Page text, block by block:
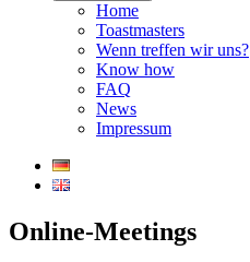
Home
Toastmasters
Wenn treffen wir uns?
Know how
FAQ
News
Impressum
Online-Meetings